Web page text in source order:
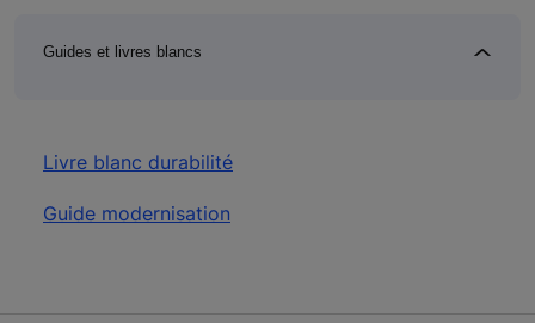
Guides et livres blancs
Livre blanc durabilité
Guide modernisation